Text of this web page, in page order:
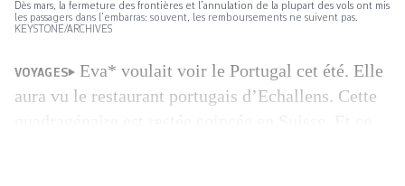
Dès mars, la fermeture des frontières et l’annulation de la plupart des vols ont mis
les passagers dans l’embarras: souvent, les remboursements ne suivent pas.
KEYSTONE/ARCHIVES
VOYAGES
Eva* voulait voir le Portugal cet été. Elle
aura vu le restaurant portugais d’Echallens. Cette